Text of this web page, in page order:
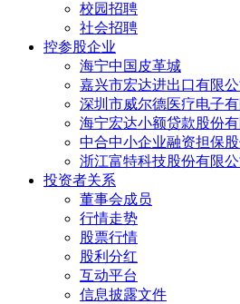
校园招聘
社会招聘
控参股企业
海宁中国皮革城
嘉兴市宏达进出口有限公
深圳市威尔德医疗电子有
海宁宏达小额贷款股份有
中合中小企业融资担保
浙江富特科技股份有限公
投资者关系
董事会成员
行情走势
股票行情
股利分红
互动平台
信息披露文件